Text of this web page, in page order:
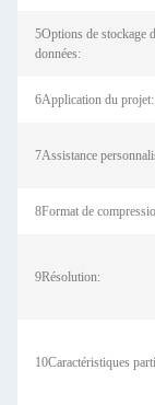
5Options de stockage
données:
6Application du projet:
7Assistance
8Format de
9Résolution:
10Caractéristiques